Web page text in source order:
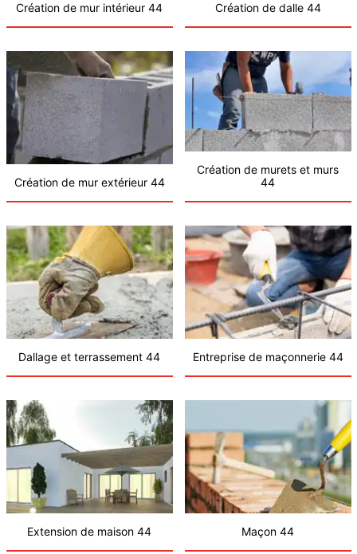
Création de mur intérieur 44 Création de dalle 44
Création de mur extérieur 44
Création de murets et murs
44
Dallage et terrassement 44 Entreprise de maçonnerie 44
Extension de maison 44 Maçon 44